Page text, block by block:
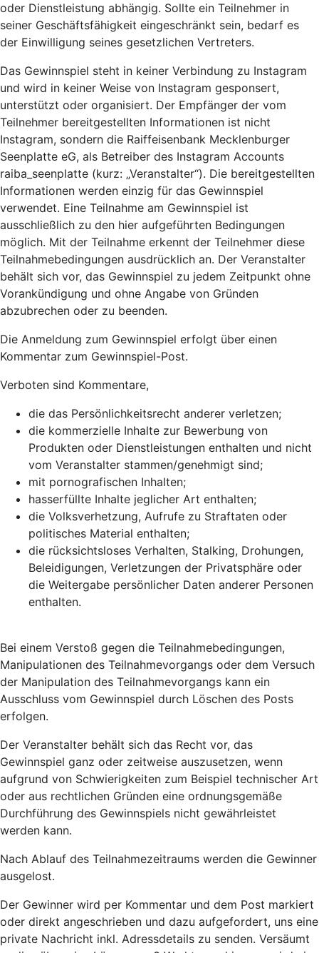
oder Dienstleistung abhängig. Sollte ein Teilnehmer in
seiner Geschäftsfähigkeit eingeschränkt sein, bedarf es
der Einwilligung seines gesetzlichen Vertreters.
Das Gewinnspiel steht in keiner Verbindung zu Instagram
und wird in keiner Weise von Instagram gesponsert,
unterstützt oder organisiert. Der Empfänger der vom
Teilnehmer bereitgestellten Informationen ist nicht
Instagram, sondern die Raiffeisenbank Mecklenburger
Seenplatte eG, als Betreiber des Instagram Accounts
raiba_seenplatte (kurz: „Veranstalter“). Die bereitgestellten
Informationen werden einzig für das Gewinnspiel
verwendet. Eine Teilnahme am Gewinnspiel ist
ausschließlich zu den hier aufgeführten Bedingungen
möglich. Mit der Teilnahme erkennt der Teilnehmer diese
Teilnahmebedingungen ausdrücklich an. Der Veranstalter
behält sich vor, das Gewinnspiel zu jedem Zeitpunkt ohne
Vorankündigung und ohne Angabe von Gründen
abzubrechen oder zu beenden.
Die Anmeldung zum Gewinnspiel erfolgt über einen
Kommentar zum Gewinnspiel-Post.
Verboten sind Kommentare,
die das Persönlichkeitsrecht anderer verletzen;
die kommerzielle Inhalte zur Bewerbung von
Produkten oder Dienstleistungen enthalten und nicht
vom Veranstalter stammen/genehmigt sind;
mit pornografischen Inhalten;
hasserfüllte Inhalte jeglicher Art enthalten;
die Volksverhetzung, Aufrufe zu Straftaten oder
politisches Material enthalten;
die rücksichtsloses Verhalten, Stalking, Drohungen,
Beleidigungen, Verletzungen der Privatsphäre oder
die Weitergabe persönlicher Daten anderer Personen
enthalten.
Bei einem Verstoß gegen die Teilnahmebedingungen,
Manipulationen des Teilnahmevorgangs oder dem Versuch
der Manipulation des Teilnahmevorgangs kann ein
Ausschluss vom Gewinnspiel durch Löschen des Posts
erfolgen.
Der Veranstalter behält sich das Recht vor, das
Gewinnspiel ganz oder zeitweise auszusetzen, wenn
aufgrund von Schwierigkeiten zum Beispiel technischer Art
oder aus rechtlichen Gründen eine ordnungsgemäße
Durchführung des Gewinnspiels nicht gewährleistet
werden kann.
Nach Ablauf des Teilnahmezeitraums werden die Gewinner
ausgelost.
Der Gewinner wird per Kommentar und dem Post markiert
oder direkt angeschrieben und dazu aufgefordert, uns eine
private Nachricht inkl. Adressdetails zu senden. Versäumt